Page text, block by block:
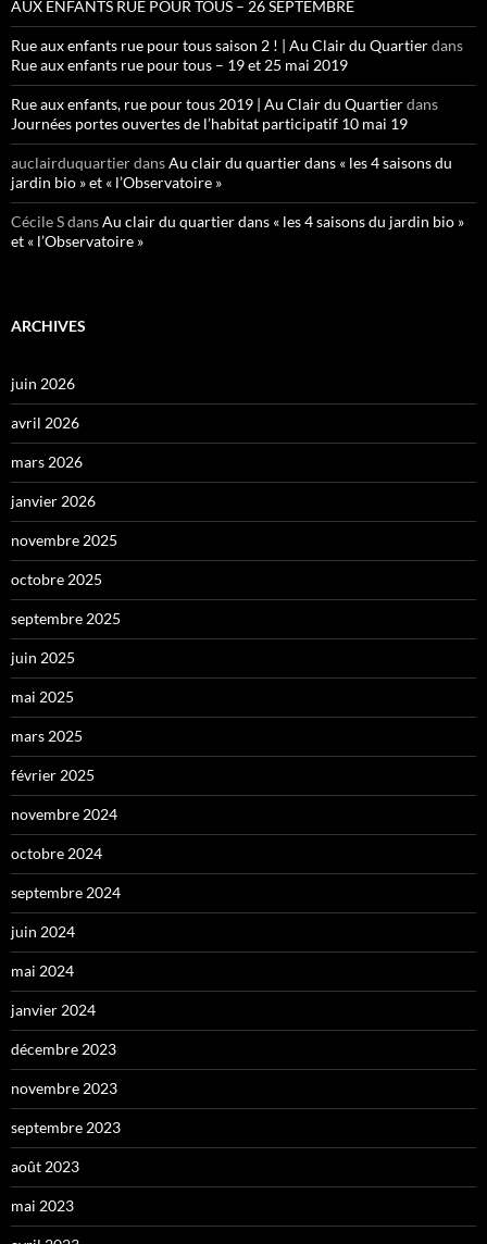
AUX ENFANTS RUE POUR TOUS – 26 SEPTEMBRE
Rue aux enfants rue pour tous saison 2 ! | Au Clair du Quartierdans
Rue aux enfants rue pour tous – 19 et 25 mai 2019
Rue aux enfants, rue pour tous 2019 | Au Clair du Quartierdans
Journées portes ouvertes de l’habitat participatif 10 mai 19
auclairduquartierdansAu clair du quartier dans « les 4 saisons du
jardin bio » et « l’Observatoire »
Cécile SdansAu clair du quartier dans « les 4 saisons du jardin bio »
et « l’Observatoire »
ARCHIVES
juin 2026
avril 2026
mars 2026
janvier 2026
novembre 2025
octobre 2025
septembre 2025
juin 2025
mai 2025
mars 2025
février 2025
novembre 2024
octobre 2024
septembre 2024
juin 2024
mai 2024
janvier 2024
décembre 2023
novembre 2023
septembre 2023
août 2023
mai 2023